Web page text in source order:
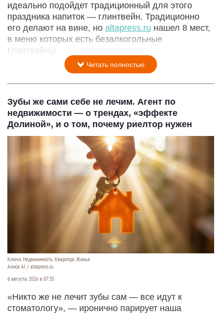
идеально подойдет традиционный для этого
праздника напиток — глинтвейн. Традиционно
его делают на вине, но altapress.ru нашел 8 мест,
в меню которых есть безалкогольные
глинтвейны.
Читать полностью
Зубы же сами себе не лечим. Агент по
недвижимости — о трендах, «эффекте
Долиной», и о том, почему риелтор нужен
Ключи. Недвижимость. Кваритра. Жилье.
Алиса AI / altapress.ru
6 августа 2026 в 07:35
«Никто же не лечит зубы сам — все идут к
стоматологу», — иронично парирует наша